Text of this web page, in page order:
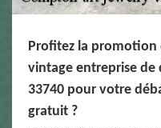
Profitez la
vintage entreprise de
33740 pour votre
gratuit ?